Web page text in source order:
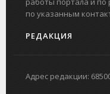
по указанным
РЕДАКЦИЯ
Адрес редакции: